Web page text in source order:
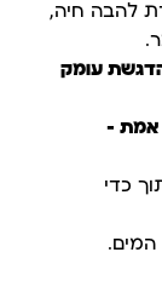
להבה חיה,
הדגשת עומק
אמת –
כדי